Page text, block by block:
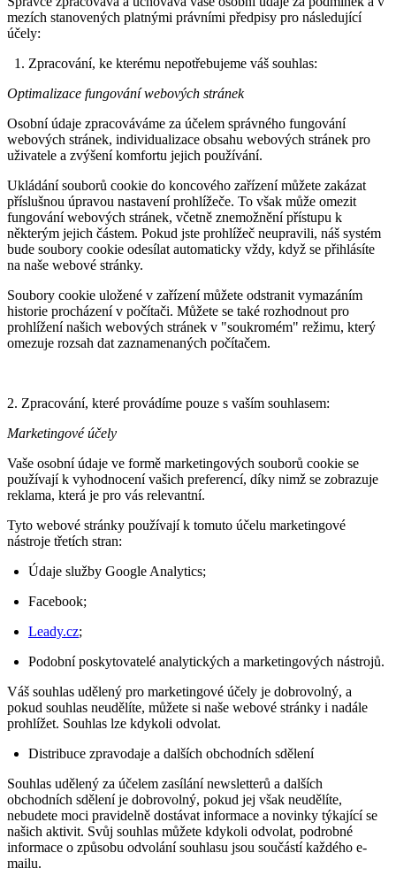
mezích stanovených platnými právními předpisy pro následující
účely:
Zpracování, ke kterému nepotřebujeme váš souhlas:
Optimalizace fungování webových stránek
Osobní údaje zpracováváme za účelem správného fungování
webových stránek, individualizace obsahu webových stránek pro
uživatele a zvýšení komfortu jejich používání.
Ukládání souborů cookie do koncového zařízení můžete zakázat
příslušnou úpravou nastavení prohlížeče. To však může omezit
fungování webových stránek, včetně znemožnění přístupu k
některým jejich částem. Pokud jste prohlížeč neupravili, náš systém
bude soubory cookie odesílat automaticky vždy, když se přihlásíte
na naše webové stránky.
Soubory cookie uložené v zařízení můžete odstranit vymazáním
historie procházení v počítači. Můžete se také rozhodnout pro
prohlížení našich webových stránek v "soukromém" režimu, který
omezuje rozsah dat zaznamenaných počítačem.
2. Zpracování, které provádíme pouze s vaším souhlasem:
Marketingové účely
Vaše osobní údaje ve formě marketingových souborů cookie se
používají k vyhodnocení vašich preferencí, díky nimž se zobrazuje
reklama, která je pro vás relevantní.
Tyto webové stránky používají k tomuto účelu marketingové
nástroje třetích stran:
Údaje služby Google Analytics;
Facebook;
Leady.cz;
Podobní poskytovatelé analytických a marketingových nástrojů.
Váš souhlas udělený pro marketingové účely je dobrovolný, a
pokud souhlas neudělíte, můžete si naše webové stránky i nadále
prohlížet. Souhlas lze kdykoli odvolat.
Distribuce zpravodaje a dalších obchodních sdělení
Souhlas udělený za účelem zasílání newsletterů a dalších
obchodních sdělení je dobrovolný, pokud jej však neudělíte,
nebudete moci pravidelně dostávat informace a novinky týkající se
našich aktivit. Svůj souhlas můžete kdykoli odvolat, podrobné
informace o způsobu odvolání souhlasu jsou součástí každého e-
mailu.